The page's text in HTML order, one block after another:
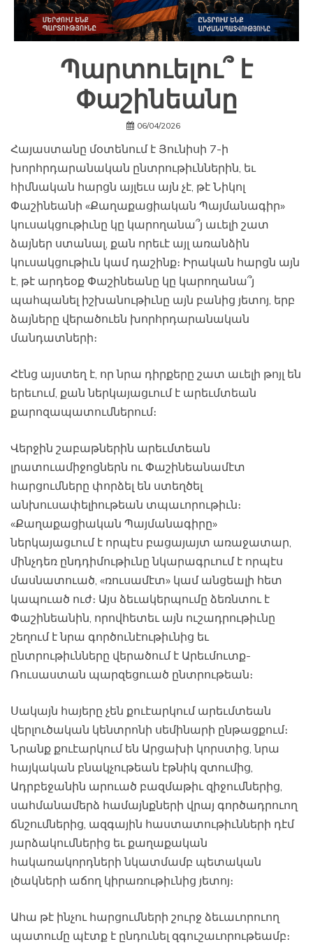
Պարտուելու՞ է
Փաշինեանը
06/04/2026
Հայաստանը մօտենում է Յունիսի 7-ի
խորհրդարանական ընտրութիւններին, եւ
հիմնական հարցն այլեւս այն չէ, թէ Նիկոլ
Փաշինեանի «Քաղաքացիական Պայմանագիր»
կուսակցութիւնը կը կարողանա՞յ աւելի շատ
ձայներ ստանալ, քան որեւէ այլ առանձին
կուսակցութիւն կամ դաշինք։ Իրական հարցն այն
է, թէ արդեօք Փաշինեանը կը կարողանա՞յ
պահպանել իշխանութիւնը այն բանից յետոյ, երբ
ձայները վերածուեն խորհրդարանական
մանդատների։
Հէնց այստեղ է, որ նրա դիրքերը շատ աւելի թոյլ են
երեւում, քան ներկայացւում է արեւմտեան
քարոզապատումներում։
Վերջին շաբաթներին արեւմտեան
լրատուամիջոցներն ու Փաշինեանամէտ
հարցումները փորձել են ստեղծել
անխուսափելիութեան տպաւորութիւն։
«Քաղաքացիական Պայմանագիրը»
ներկայացւում է որպէս բացայայտ առաջատար,
մինչդեռ ընդդիմութիւնը նկարագրւում է որպէս
մասնատուած, «ռուսամէտ» կամ անցեալի հետ
կապուած ուժ։ Այս ձեւակերպումը ձեռնտու է
Փաշինեանին, որովհետեւ այն ուշադրութիւնը
շեղում է նրա գործունէութիւնից եւ
ընտրութիւնները վերածում է Արեւմուտք-
Ռուսաստան պարզեցուած ընտրութեան։
Սակայն հայերը չեն քուէարկում արեւմտեան
վերլուծական կենտրոնի սեմինարի ընթացքում։
Նրանք քուէարկում են Արցախի կորստից, նրա
հայկական բնակչութեան էթնիկ զտումից,
Ադրբեջանին արուած բազմաթիւ զիջումներից,
սահմանամերձ համայնքների վրայ գործադրուող
ճնշումներից, ազգային հաստատութիւնների դէմ
յարձակումներից եւ քաղաքական
հակառակորդների նկատմամբ պետական
լծակների աճող կիրառութիւնից յետոյ։
Ահա թէ ինչու հարցումների շուրջ ձեւաւորուող
պատումը պէտք է ընդունել զգուշաւորութեամբ։